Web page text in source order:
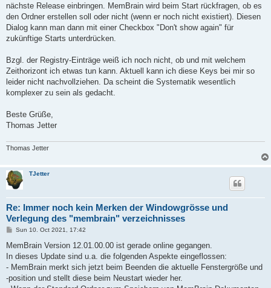
nächste Release einbringen. MemBrain wird beim Start rückfragen, ob es
den Ordner erstellen soll oder nicht (wenn er noch nicht existiert). Diesen
Dialog kann man dann mit einer Checkbox "Don't show again" für
zukünftige Starts unterdrücken.
Bzgl. der Registry-Einträge weiß ich noch nicht, ob und mit welchem
Zeithorizont ich etwas tun kann. Aktuell kann ich diese Keys bei mir so
leider nicht nachvollziehen. Da scheint die Systematik wesentlich
komplexer zu sein als gedacht.
Beste Grüße,
Thomas Jetter
Thomas Jetter
TJetter
Re: Immer noch kein Merken der Windowgrösse und
Verlegung des "membrain" verzeichnisses
P
s
Sun 10. Oct 2021, 17:42
MemBrain Version 12.01.00.00 ist gerade online gegangen.
In dieses Update sind u.a. die folgenden Aspekte eingeflossen:
- MemBrain merkt sich jetzt beim Beenden die aktuelle Fenstergröße und
-position und stellt diese beim Neustart wieder her.